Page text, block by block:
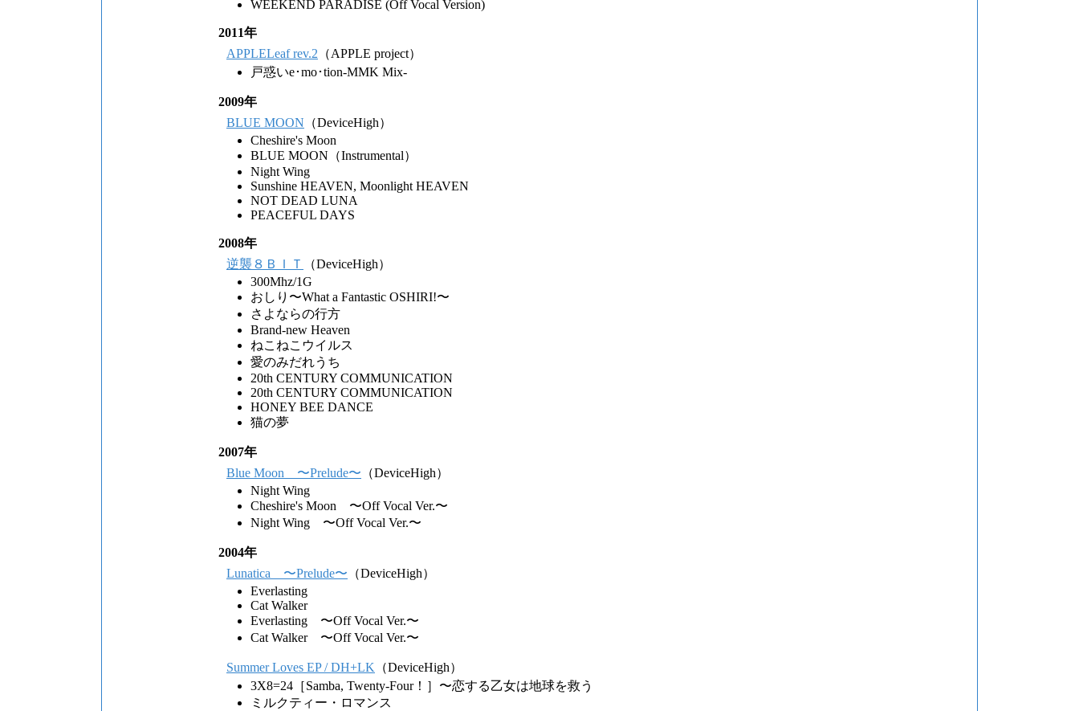
WEEKEND PARADISE (Off Vocal Version)
2011年
APPLELeaf rev.2 （APPLE project）
戸惑いe･mo･tion-MMK Mix-
2009年
BLUE MOON （DeviceHigh）
Cheshire's Moon
BLUE MOON（Instrumental）
Night Wing
Sunshine HEAVEN, Moonlight HEAVEN
NOT DEAD LUNA
PEACEFUL DAYS
2008年
逆襲８ＢＩＴ
（DeviceHigh）
300Mhz/1G
おしり〜What a Fantastic OSHIRI!〜
さよならの行方
Brand-new Heaven
ねこねこウイルス
愛のみだれうち
20th CENTURY COMMUNICATION
20th CENTURY COMMUNICATION
HONEY BEE DANCE
猫の夢
2007年
Blue Moon 〜Prelude〜 （DeviceHigh）
Night Wing
Cheshire's Moon 〜Off Vocal Ver.〜
Night Wing 〜Off Vocal Ver.〜
2004年
Lunatica 〜Prelude〜 （DeviceHigh）
Everlasting
Cat Walker
Everlasting 〜Off Vocal Ver.〜
Cat Walker 〜Off Vocal Ver.〜
Summer Loves EP / DH+LK （DeviceHigh）
3X8=24［Samba, Twenty-Four！］〜恋する乙女は地球を救う
ミルクティー・ロマンス